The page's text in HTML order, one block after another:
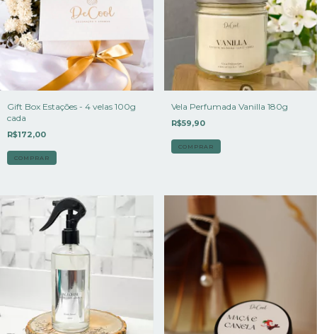
Gift Box Estações - 4 velas 100g
cada
R$172,00
Vela Perfumada Vanilla 180g
R$59,90